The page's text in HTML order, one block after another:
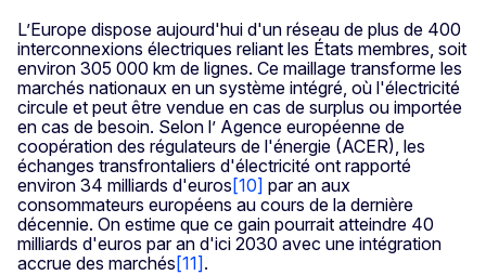
L’Europe dispose aujourd'hui d'un réseau de plus de 400
interconnexions électriques reliant les États membres, soit
environ 305 000 km de lignes. Ce maillage transforme les
marchés nationaux en un système intégré, où l'électricité
circule et peut être vendue en cas de surplus ou importée
en cas de besoin. Selon l’ Agence européenne de
coopération des régulateurs de l'énergie (ACER), les
échanges transfrontaliers d'électricité ont rapporté
environ 34 milliards d'euros[10] par an aux
consommateurs européens au cours de la dernière
décennie. On estime que ce gain pourrait atteindre 40
milliards d'euros par an d'ici 2030 avec une intégration
accrue des marchés[11].